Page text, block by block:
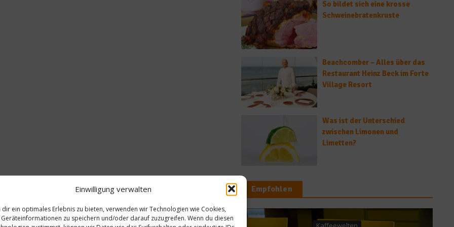
Einwilligung verwalten
dir ein optimales Erlebnis zu bieten, verwenden wir Technologien wie Cookies,
Geräteinformationen zu speichern und/oder darauf zuzugreifen. Wenn du diesen
So bildet sich eine krosse
Schweinebratenkruste
Beachcomber – Alles über das
Restaurant Heinz Beck im Forte
Village Resort
Was ist der Unterschied
zwischen Limonen und
Limetten?
Empfohlen